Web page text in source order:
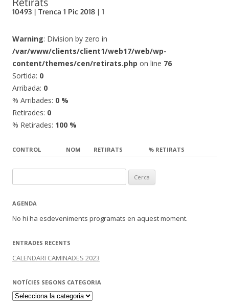
10493 | Trenca 1 Pic 2018 | 1
Warning: Division by zero in
/var/www/clients/client1/web17/web/wp-
content/themes/cen/retirats.php on line 76
Sortida: 0
Arribada: 0
% Arribades: 0 %
Retirades: 0
% Retirades: 100 %
CONTROL NOM RETIRATS % RETIRATS
AGENDA
No hi ha esdeveniments programats en aquest moment.
ENTRADES RECENTS
CALENDARI CAMINADES 2023
NOTÍCIES SEGONS CATEGORIA
Notícies
segons